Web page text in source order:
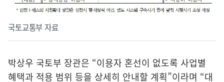
국토교통부 자료
박상우 국토부 장관은 “이용자 혼선이 없도록 사업별
혜택과 적용 범위 등을 상세히 안내할 계획”이라며 “대